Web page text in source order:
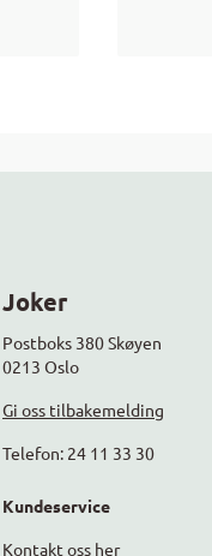
Joker
Postboks 380 Skøyen
0213 Oslo
Gi oss tilbakemelding
Telefon: 24 11 33 30
Kundeservice
Kontakt oss her